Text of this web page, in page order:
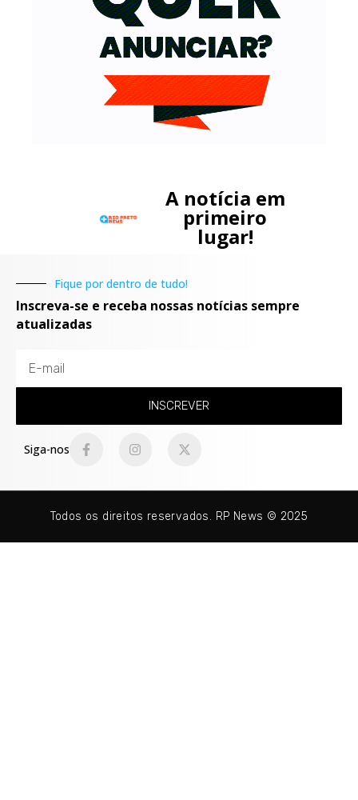
A notícia em
primeiro
lugar!
Fique por dentro de tudo!
Inscreva-se e receba nossas notícias sempre
atualizadas
INSCREVER
Siga-nos
Todos os direitos reservados. RP News © 2025